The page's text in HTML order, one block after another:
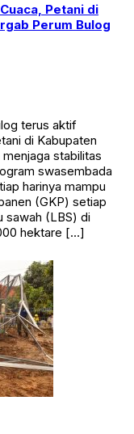
Petani di
Perum Bulog
terus aktif
di Kabupaten
stabilitas
swasembada
harinya mampu
(GKP) setiap
sawah (LBS) di
hektare […]